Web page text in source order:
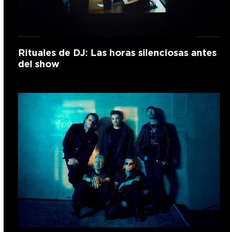
Rituales de DJ: Las horas silenciosas antes
del show